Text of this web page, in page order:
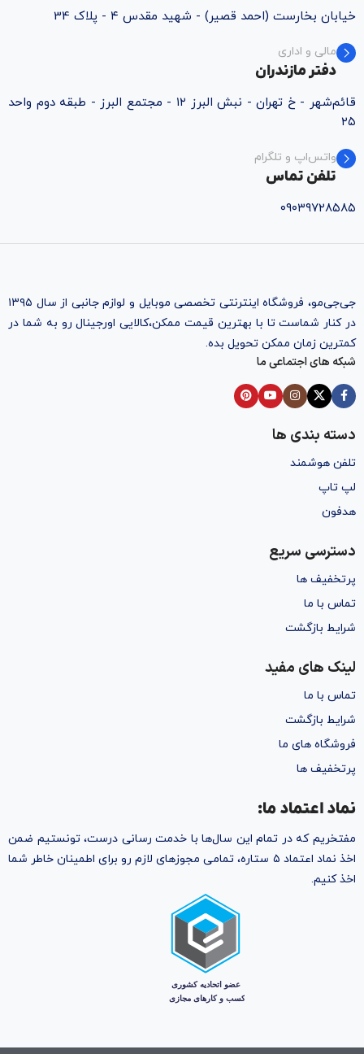
خیابان بخارست (احمد قصیر) - شهید مقدس ۴ - پلاک 34
مالی و اداری
دفتر مازندران
قائم‌شهر - خ تهران - نبش البرز ۱۲ - مجتمع البرز - طبقه دوم واحد
۲۵
واتس‌اپ و تلگرام
تلفن تماس
۰۹۰۳۹۷۲۸۵۸۵
جی‌جی‌مو، فروشگاه اینترنتی تخصصی موبایل و لوازم جانبی از سال ۱۳۹۵
در کنار شماست تا با بهترین قیمت ممکن،‌کالایی اورجینال رو به شما در
کمترین زمان ممکن تحویل بده.
شبکه های اجتماعی ما
دسته بندی ها
تلفن هوشمند
لپ تاپ
هدفون
دسترسی سریع
پرتخفیف ها
تماس با ما
شرایط بازگشت
لینک های مفید
تماس با ما
شرایط بازگشت
فروشگاه های ما
پرتخفیف ها
نماد اعتماد ما:
مفتخریم که در تمام این سال‌ها با خدمت رسانی درست، تونستیم ضمن
اخذ نماد اعتماد ۵ ستاره، تمامی مجوز‌های لازم رو برای اطمینان خاطر شما
اخذ کنیم.